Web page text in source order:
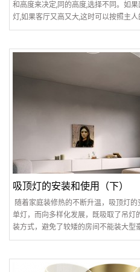
和高度来决定,同的高度,选择不同。如
灯,如果客厅又高又大,这时可以按照主
看法和标准,以及对光照风格的要求而选
吸顶灯的安装和使用（下）
随着家庭装修热的不断升温，吸顶灯
单灯，而向多样化发展，既吸取了吊
装方式，避免了较矮的房间不能装大
安装在房顶上，适合作整体照明用 ，通